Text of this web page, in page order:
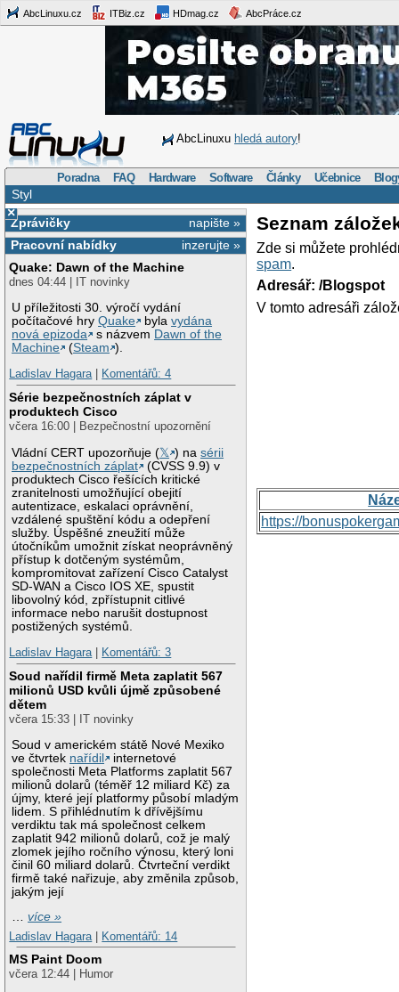
AbcLinuxu.cz ITBiz.cz HDmag.cz AbcPráce.cz
AbcLinuxu hledá autory!
Poradna FAQ Hardware Software Články Učebnice
Styl
×
napište »
Zprávičky
inzerujte »
Pracovní nabídky
Quake: Dawn of the Machine
dnes 04:44 | IT novinky
U příležitosti 30. výročí vydání
počítačové hryQuake bylavydána
nová epizoda
s názvem Dawn of the
Machine
(Steam ).
Ladislav Hagara| Komentářů: 4
Série bezpečnostních záplat v
produktech Cisco
včera 16:00 | Bezpečnostní upozornění
Vládní CERT upozorňuje (𝕏 ) nasérii
bezpečnostních záplat
(CVSS 9.9) v
produktech Cisco řešících kritické
zranitelnosti umožňující obejití
autentizace, eskalaci oprávnění,
vzdálené spuštění kódu a odepření
služby. Úspěšné zneužití může
útočníkům umožnit získat neoprávněný
přístup k dotčeným systémům,
kompromitovat zařízení Cisco Catalyst
SD-WAN a Cisco IOS XE, spustit
libovolný kód, zpřístupnit citlivé
informace nebo narušit dostupnost
postižených systémů.
Ladislav Hagara| Komentářů: 3
Soud nařídil firmě Meta zaplatit 567
milionů USD kvůli újmě způsobené
dětem
včera 15:33 | IT novinky
Soud v americkém státě Nové Mexiko
ve čtvrtek nařídil
internetové
společnosti Meta Platforms zaplatit 567
milionů dolarů (téměř 12 miliard Kč) za
újmy, které její platformy působí mladým
lidem. S přihlédnutím k dřívějšímu
verdiktu tak má společnost celkem
zaplatit 942 milionů dolarů, což je malý
zlomek jejího ročního výnosu, který loni
činil 60 miliard dolarů. Čtvrteční verdikt
firmě také nařizuje, aby změnila způsob,
jakým její
…více »
Ladislav Hagara
Komentářů: 14
MS Paint Doom
včera 12:44 | Humor
Seznam
Zde si můžete
spam.
Adresář: /Blogspot
V tomto adresáři
https://